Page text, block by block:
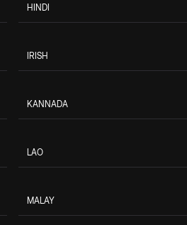
HINDI
IRISH
KANNADA
LAO
MALAY